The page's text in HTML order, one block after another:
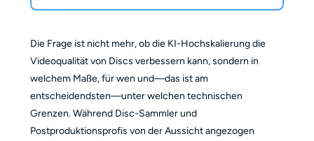
Die Frage ist nicht mehr, ob die KI-Hochskalierung die
Videoqualität von Discs verbessern kann, sondern in
welchem Maße, für wen und—das ist am
entscheidendsten—unter welchen technischen
Grenzen. Während Disc-Sammler und
Postproduktionsprofis von der Aussicht angezogen